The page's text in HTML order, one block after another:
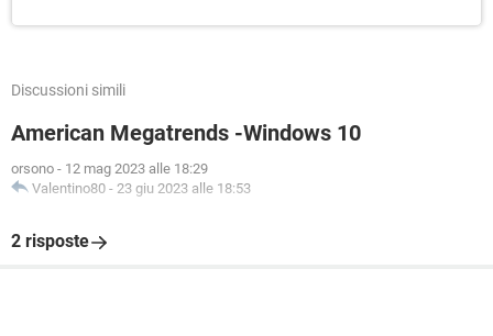
Discussioni simili
American Megatrends -Windows 10
orsono - 12 mag 2023 alle 18:29
Valentino80 - 23 giu 2023 alle 18:53
2 risposte